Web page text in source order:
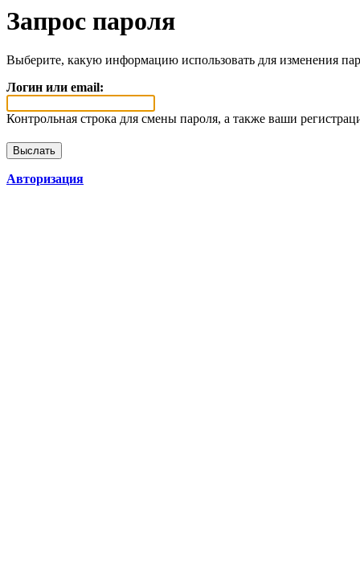
Запрос пароля
Выберите, какую информацию использовать для изменения
Логин или email:
Контрольная строка для смены пароля, а также ваши
Авторизация